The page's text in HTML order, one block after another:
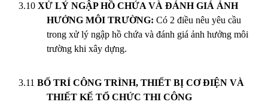
3.10 XỬ LÝ NGẬP HỒ CHỨA VÀ ĐÁNH GIÁ ẢNH
HƯỞNG MÔI TRƯỜNG:Có 2 điều nêu yêu cầu
trong xử lý ngập hồ chứa và đánh giá ảnh hưởng môi
trường khi xây dựng.
3.11 BỐ TRÍ CÔNG TRÌNH, THIẾT BỊ CƠ ĐIỆN VÀ
THIẾT KẾ TỔ CHỨC THI CÔNG